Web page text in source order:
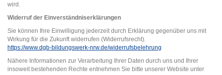
wird.
Widerruf der Einverständniserklärungen
Sie können Ihre Einwilligung jederzeit durch Erklärung gegenüber uns mit
Wirkung für die Zukunft widerrufen (Widerrufsrecht).
https://www.dgb-bildungswerk-nrw.de/widerrufsbelehrung
Nähere Informationen zur Verarbeitung Ihrer Daten durch uns und Ihrer
insoweit bestehenden Rechte entnehmen Sie bitte unserer Website unter